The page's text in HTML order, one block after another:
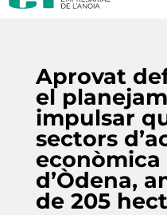
Aprovat
el
impulsar
sectors
econòmica
d’Òdena,
de 205